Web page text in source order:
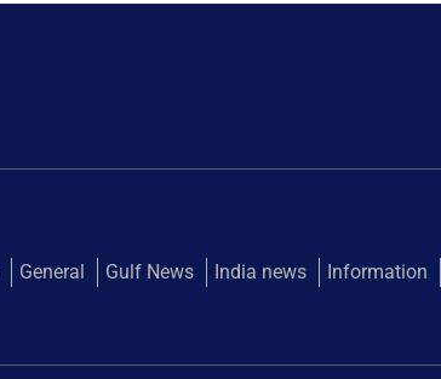
General Gulf News India news Information